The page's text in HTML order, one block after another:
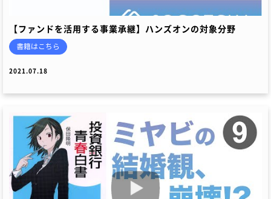
【ファンドを活用する事業承継】ハンズオンの対象分野
書籍はこちら
2021.07.18